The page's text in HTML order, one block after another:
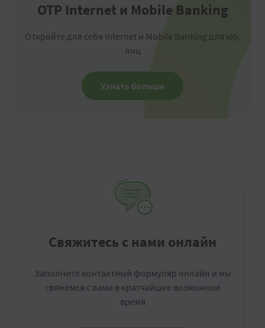
OTP Internet и Mobile Banking
Откройте для себя Internet и Mobile Banking для юр.
лиц
Узнать больше
Свяжитесь с нами онлайн
Заполните контактный формуляр онлайн и мы
свяжемся с вами в кратчайшее возможное
время